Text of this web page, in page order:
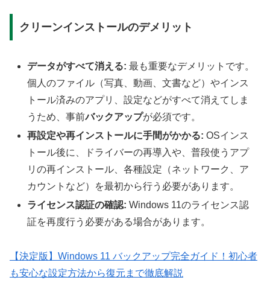
クリーンインストールのデメリット
データがすべて消える: 最も重要なデメリットです。
個人のファイル（写真、動画、文書など）やインス
トール済みのアプリ、設定などがすべて消えてしま
うため、事前バックアップが必須です。
再設定や再インストールに手間がかかる: OSインス
トール後に、ドライバーの再導入や、普段使うアプ
リの再インストール、各種設定（ネットワーク、ア
カウントなど）を最初から行う必要があります。
ライセンス認証の確認: Windows 11のライセンス認
証を再度行う必要がある場合があります。
【決定版】Windows 11 バックアップ完全ガイド！初心者
も安心な設定方法から復元まで徹底解説